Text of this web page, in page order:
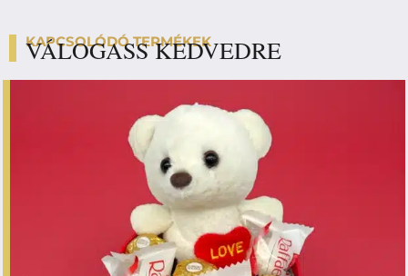
KAPCSOLÓDÓ TERMÉKEK
VÁLOGASS KEDVEDRE